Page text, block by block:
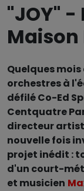
"JOY" -
Quelques
orchestres à
défilé Co-Ed
Centquatre
directeur
nouvelle fois
projet inédit :
d'un court-
et musicien